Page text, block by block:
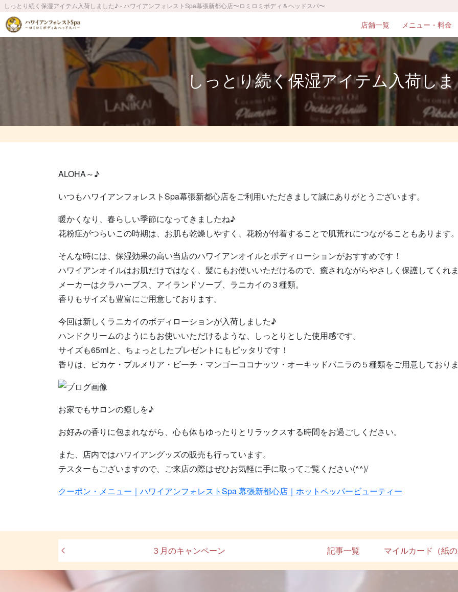
しっとり続く保湿アイテム入荷しました♪ - ハワイアンフォレストSpa幕張新都心店〜ロミロミボディ＆ヘッドスパ〜
店舗一覧 メニュー・料金
しっとり続く保湿アイテム入荷し
ALOHA～♪
いつもハワイアンフォレストSpa幕張新都心店をご利用いただきまして誠にありがとうございます。
暖かくなり、春らしい季節になってきましたね♪
花粉症がつらいこの時期は、お肌も乾燥しやすく、花粉が付着することで肌荒れにつながることもあります。
そんな時には、保湿効果の高い当店のハワイアンオイルとボディローションがおすすめです！
ハワイアンオイルはお肌だけではなく、髪にもお使いいただけるので、癒されながらやさしく保護してくれま
メーカーはクラハーブス、アイランドソープ、ラニカイの３種類。
香りもサイズも豊富にご用意しております。
今回は新しくラニカイのボディローションが入荷しました♪
ハンドクリームのようにもお使いいただけるような、しっとりとした使用感です。
サイズも65mlと、ちょっとしたプレゼントにもピッタリです！
香りは、ピカケ・プルメリア・ビーチ・マンゴーココナッツ・オーキッドバニラの５種類をご用意しておりま
お家でもサロンの癒しを♪
お好みの香りに包まれながら、心も体もゆったりとリラックスする時間をお過ごしください。
また、店内ではハワイアングッズの販売も行っています。
テスターもございますので、ご来店の際はぜひお気軽に手に取ってご覧ください(^^)/
クーポン・メニュー｜ハワイアンフォレストSpa 幕張新都心店｜ホットペッパービューティー
３月のキャンペーン 記事一覧 マイルカード（紙